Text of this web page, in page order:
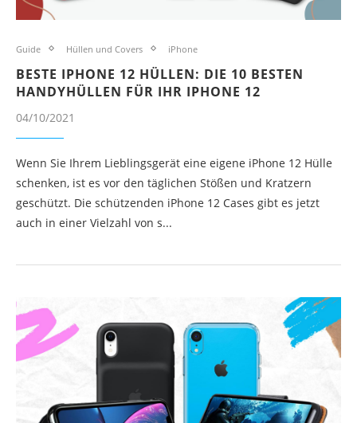
Guide Hüllen und Covers iPhone
BESTE IPHONE 12 HÜLLEN: DIE 10 BESTEN
HANDYHÜLLEN FÜR IHR IPHONE 12
04/10/2021
Wenn Sie Ihrem Lieblingsgerät eine eigene iPhone 12 Hülle
schenken, ist es vor den täglichen Stößen und Kratzern
geschützt. Die schützenden iPhone 12 Cases gibt es jetzt
auch in einer Vielzahl von s...